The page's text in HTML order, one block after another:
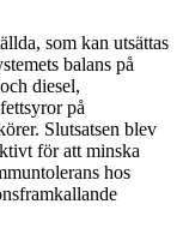
som kan utsättas
balans på
diesel,
på
Slutsatsen blev
för att minska
hos